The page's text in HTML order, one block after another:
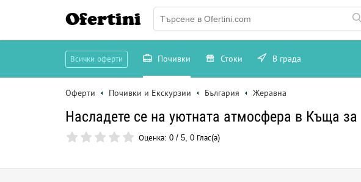
Ofertini
Всички оферти Почивки Стоки В града
Оферти Почивки и Екскурзии България Жеравна
Насладете се на уютната атмосфера в Къща
Оценка: 0 / 5, 0 Глас(а)